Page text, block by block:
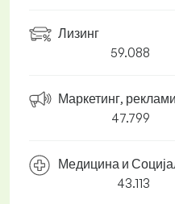
Лизинг
59.088
Маркетинг,
47.799
Медицина и
43.113